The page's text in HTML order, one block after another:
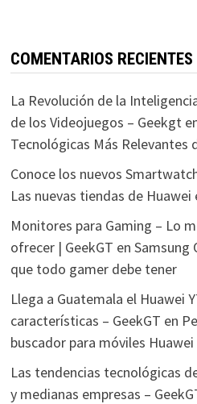
COMENTARIOS RECIENTES
La Revolución de la
de los Videojuegos – Geekgt
Tecnológicas Más Relevantes
Conoce los nuevos
Las nuevas tiendas de Huawei
Monitores para Gaming – Lo
ofrecer | GeekGT en Samsung
que todo gamer debe tener
Llega a Guatemala el Huawei
características – GeekGT en
buscador para móviles Huawei
Las tendencias tecnológicas
y medianas empresas –